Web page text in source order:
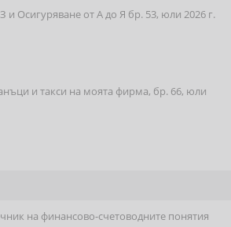
и Осигуряване от А до Я бр. 53, юли 2026 г.
и такси на моята фирма, бр. 66, юли
на финансово-счетоводните понятия